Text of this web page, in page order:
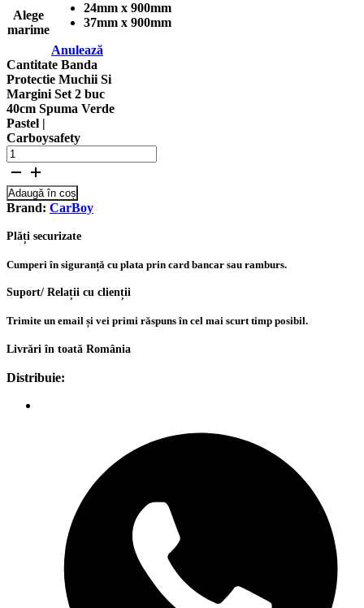
Alege
marime
24mm x 900mm
37mm x 900mm
Anulează
Cantitate Banda
Protectie Muchii Si
Margini Set 2 buc
40cm Spuma Verde
Pastel |
Carboysafety
Adaugă în coș
Brand: CarBoy
Plăți securizate
Cumperi în siguranță cu plata prin card bancar sau ramburs.
Suport/ Relații cu clienții
Trimite un email și vei primi răspuns în cel mai scurt timp posibil.
Livrări în toată România
Distribuie: